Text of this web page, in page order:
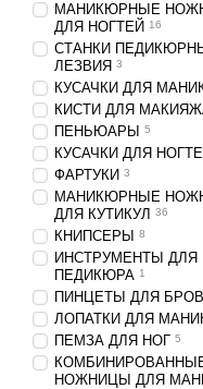
МАНИКЮРНЫЕ
ДЛЯ НОГТЕЙ 16
СТАНКИ
ЛЕЗВИЯ 3
КУСАЧКИ ДЛЯ
КИСТИ ДЛЯ
ПЕНЬЮАРЫ 5
КУСАЧКИ ДЛЯ
ФАРТУКИ 3
МАНИКЮРНЫЕ
ДЛЯ КУТИКУЛ 36
КНИПСЕРЫ 8
ИНСТРУМЕНТЫ ДЛЯ
ПЕДИКЮРА 1
ПИНЦЕТЫ ДЛЯ
ЛОПАТКИ ДЛЯ
ПЕМЗА ДЛЯ НОГ 5
НОЖНИЦЫ ДЛЯ